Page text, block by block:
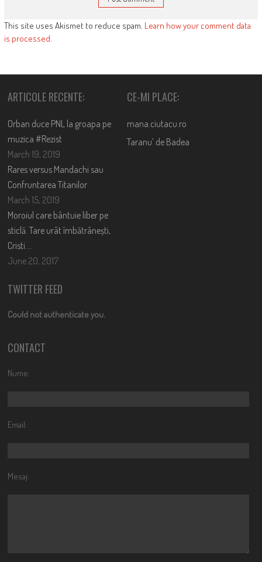
This site uses Akismet to reduce spam. Learn how your comment data
is processed.
ARTICOLE RECENTE:
Orban duce PNL la groapa pe
muzica #Rezist
March 19, 2019
Rares versus Mandachi sau
Confruntarea Titanilor
March 15, 2019
Moroiul care bântuie liber pe
sticlă. Tare urât îmbătrânești,
Cristi….
June 20, 2017
CE-MI PLACE:
mana.ciutacu.ro
Taranu’ de Badea
TWITTER FEED
Could not authenticate you.
CONTACT
Nume:
Email:
Mesaj: